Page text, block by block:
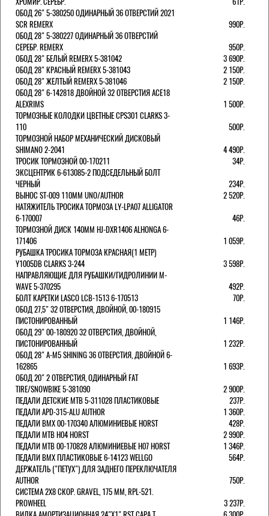
ОБОД 26" 5-380250 ОДИНАРНЫЙ 36 ОТВЕРСТИЙ 2021
SCR REMERX
990Р.
ОБОД 28" 5-380227 ОДИНАРНЫЙ 36 ОТВЕРСТИЙ
СЕРЕБР. REMERX
950Р.
ОБОД 28" БЕЛЫЙ REMERX 5-381042
3 690Р.
ОБОД 28" КРАСНЫЙ REMERX 5-381043
2 150Р.
ОБОД 28" ЖЕЛТЫЙ REMERX 5-381046
2 150Р.
ОБОД 28" 6-142818 ДВОЙНОЙ 32 ОТВЕРСТИЯ ACE18
ALEXRIMS
1 500Р.
ТОРМОЗНЫЕ КОЛОДКИ ЦВЕТНЫЕ CPS301 CLARKS 3-
110
500Р.
ТОРМОЗНОЙ НАБОР МЕХАНИЧЕСКИЙ ДИСКОВЫЙ
SHIMANO 2-2041
4 490Р.
ТРОСИК ТОРМОЗНОЙ 00-170211
34Р.
ЭКСЦЕНТРИК 6-613085-2 ПОДСЕДЕЛЬНЫЙ БОЛТ
ЧЕРНЫЙ
234Р.
ВЫНОС ST-009 110ММ UNO/AUTHOR
2 520Р.
НАТЯЖИТЕЛЬ ТРОСИКА ТОРМОЗА LY-LPA07 ALLIGATOR
6-170007
46Р.
ТОРМОЗНОЙ ДИСК 140ММ HJ-DXR1406 ALHONGA 6-
171406
1 059Р.
РУБАШКА ТРОСИКА ТОРМОЗА КРАСНАЯ(1 МЕТР)
Y1005DB CLARKS 3-244
3 598Р.
НАПРАВЛЯЮЩИЕ ДЛЯ РУБАШКИ/ГИДРОЛИНИИ M-
WAVE 5-370295
492Р.
БОЛТ КАРЕТКИ LASCO LCB-1513 6-170513
70Р.
ОБОД 27,5" 32 ОТВЕРСТИЯ, ДВОЙНОЙ, 00-180915
ПИСТОНИРОВАННЫЙ
1 146Р.
ОБОД 29" 00-180920 32 ОТВЕРСТИЯ, ДВОЙНОЙ,
ПИСТОНИРОВАННЫЙ
1 232Р.
ОБОД 28" A-M5 SHINING 36 ОТВЕРСТИЯ, ДВОЙНОЙ 6-
162865
1 693Р.
ОБОД 20" 2 ОТВЕРСТИЯ, ОДИНАРНЫЙ FAT
TIRE/SNOWBIKE 5-381090
2 900Р.
ПЕДАЛИ ДЕТСКИЕ MTB 5-311028 ПЛАСТИКОВЫЕ
237Р.
ПЕДАЛИ APD-315-ALU AUTHOR
1 360Р.
ПЕДАЛИ BMX 00-170340 АЛЮМИНИЕВЫЕ HORST
428Р.
ПЕДАЛИ MTB H04 HORST
2 990Р.
ПЕДАЛИ MTB 00-170828 АЛЮМИНИЕВЫЕ H07 HORST
1 346Р.
ПЕДАЛИ BMX ПЛАСТИКОВЫЕ 6-14123 WELLGO
564Р.
ДЕРЖАТЕЛЬ ("ПЕТУХ") ДЛЯ ЗАДНЕГО ПЕРЕКЛЮЧАТЕЛЯ
AUTHOR
750Р.
СИСТЕМА 2Х8 СКОР. GRAVEL, 175 ММ, RPL-521.
PROWHEEL
3 237Р.